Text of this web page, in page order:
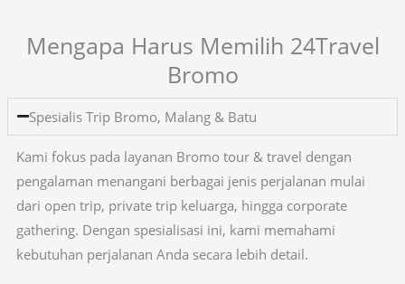
Mengapa Harus Memilih 24Travel
Bromo
Spesialis Trip Bromo, Malang & Batu
Kami fokus pada layanan Bromo tour & travel dengan
pengalaman menangani berbagai jenis perjalanan mulai
dari open trip, private trip keluarga, hingga corporate
gathering. Dengan spesialisasi ini, kami memahami
kebutuhan perjalanan Anda secara lebih detail.